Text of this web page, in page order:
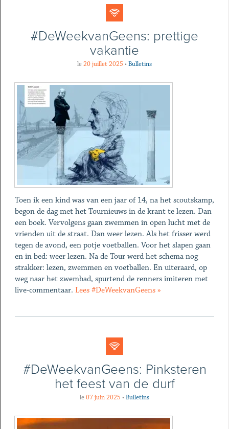
#DeWeekvanGeens: prettige
vakantie
le20 juillet 2025 •Bulletins
Toen ik een kind was van een jaar of 14, na het scoutskamp,
begon de dag met het Tournieuws in de krant te lezen. Dan
een boek. Vervolgens gaan zwemmen in open lucht met de
vrienden uit de straat. Dan weer lezen. Als het frisser werd
tegen de avond, een potje voetballen. Voor het slapen gaan
en in bed: weer lezen. Na de Tour werd het schema nog
strakker: lezen, zwemmen en voetballen. En uiteraard, op
weg naar het zwembad, spurtend de renners imiteren met
live-commentaar. Lees #DeWeekvanGeens »
#DeWeekvanGeens: Pinksteren
het feest van de durf
le07 juin 2025 •Bulletins